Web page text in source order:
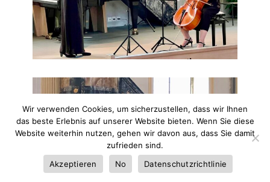
Wir verwenden Cookies, um sicherzustellen, dass wir Ihnen
das beste Erlebnis auf unserer Website bieten. Wenn Sie diese
Website weiterhin nutzen, gehen wir davon aus, dass Sie damit
zufrieden sind.
Akzeptieren
No Datenschutzrichtlinie